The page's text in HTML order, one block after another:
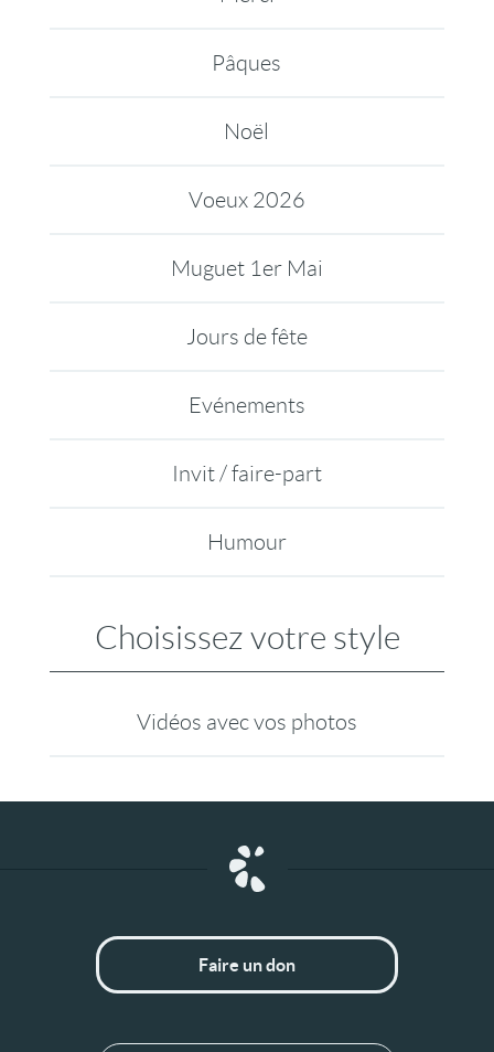
Pâques
Noël
Voeux 2026
Muguet 1er Mai
Jours de fête
Evénements
Invit / faire-part
Humour
Choisissez votre style
Vidéos avec vos photos
Faire un don